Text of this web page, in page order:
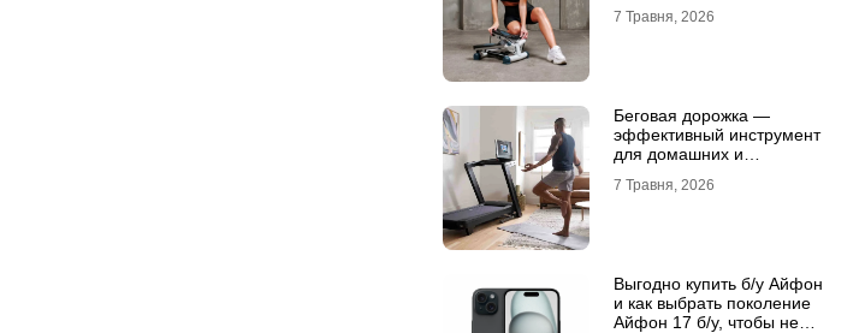
7 Травня, 2026
Беговая дорожка —
эффективный инструмент
для домашних и
тренировок
7 Травня, 2026
Выгодно купить б/у Айфон
и как выбрать поколение
Айфон 17 б/у, чтобы не